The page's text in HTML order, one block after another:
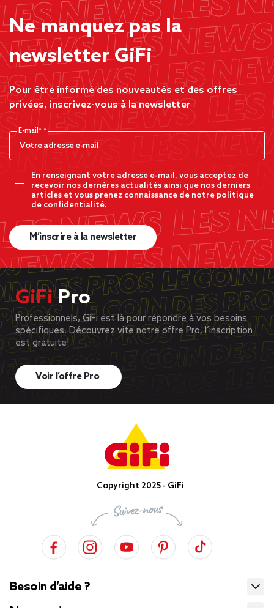
Ne manquez pas la
newsletter GiFi
Pour être informé des nouveautés et des offres
privées, inscrivez-vous à la newsletter
E-mail*
En renseignant votre adresse e-mail, vous acceptez de
recevoir nos dernères actualités ainsi que nos derniers
articles et vous prenez connaissance de notre politique
de confidentialité.
M’inscrire à la newsletter
GiFiPro
Professionnels, GiFi est là pour répondre à vos besoins
spécifiques. Découvrez vite notre offre Pro, l’inscription
est gratuite!
Voir l’offre Pro
Copyright 2025 - GiFi
Besoin d’aide ?